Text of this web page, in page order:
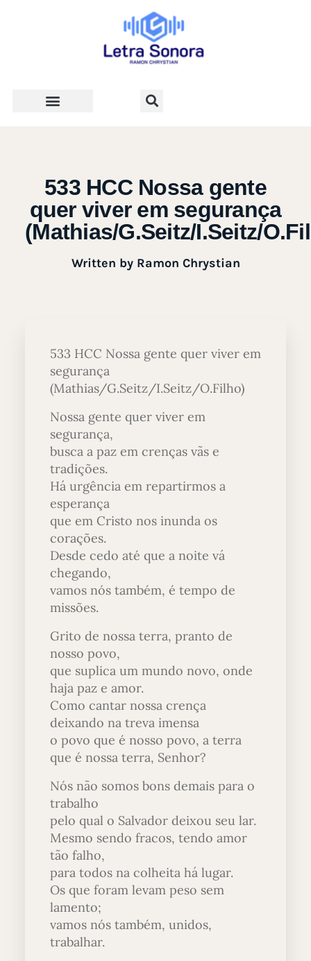
533 HCC Nossa gente
quer viver em segurança
(Mathias/G.Seitz/I.Seitz/
Written byRamon Chrystian
533 HCC Nossa gente quer viver em
segurança
(Mathias/G.Seitz/I.Seitz/O.Filho)
Nossa gente quer viver em
segurança,
busca a paz em crenças vãs e
tradições.
Há urgência em repartirmos a
esperança
que em Cristo nos inunda os
corações.
Desde cedo até que a noite vá
chegando,
vamos nós também, é tempo de
missões.
Grito de nossa terra, pranto de
nosso povo,
que suplica um mundo novo, onde
haja paz e amor.
Como cantar nossa crença
deixando na treva imensa
o povo que é nosso povo, a terra
que é nossa terra, Senhor?
Nós não somos bons demais para o
trabalho
pelo qual o Salvador deixou seu lar.
Mesmo sendo fracos, tendo amor
tão falho,
para todos na colheita há lugar.
Os que foram levam peso sem
lamento;
vamos nós também, unidos,
trabalhar.